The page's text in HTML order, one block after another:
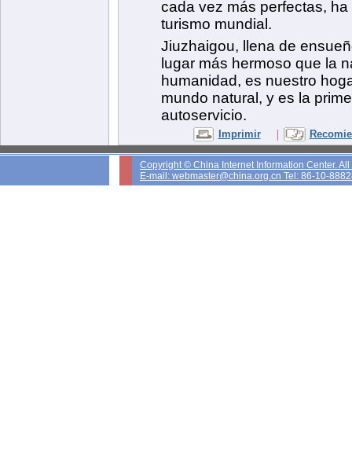
cada vez más perfectas,
turismo mundial.
Jiuzhaigou, llena de
lugar más hermoso que la
humanidad, es nuestro
mundo natural, y es la
autoservicio.
Imprimir |